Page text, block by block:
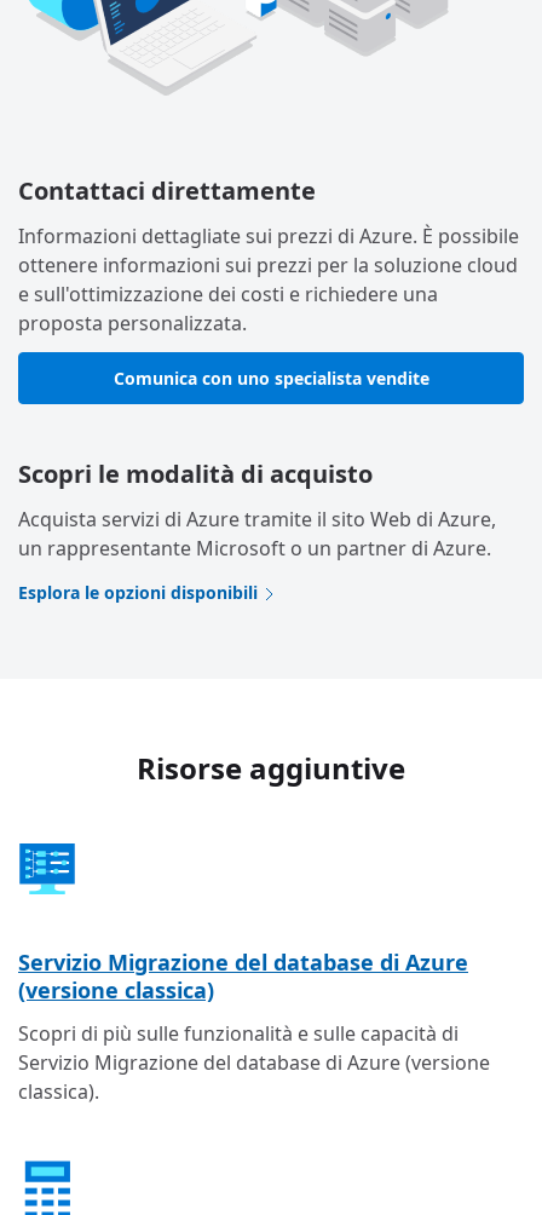
Contattaci direttamente
Informazioni dettagliate sui prezzi di Azure. È possibile
ottenere informazioni sui prezzi per la soluzione cloud
e sull'ottimizzazione dei costi e richiedere una
proposta personalizzata.
Comunica con uno specialista vendite
Scopri le modalità di acquisto
Acquista servizi di Azure tramite il sito Web di Azure,
un rappresentante Microsoft o un partner di Azure.
Esplora le opzioni disponibili
Risorse aggiuntive
Servizio Migrazione del database di Azure
(versione classica)
Scopri di più sulle funzionalità e sulle capacità di
Servizio Migrazione del database di Azure (versione
classica).